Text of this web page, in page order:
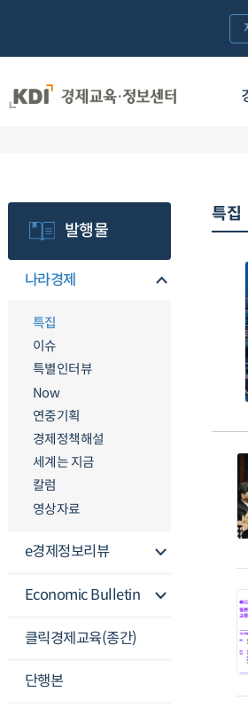
발행물
나라경제
특집
이슈
특별인터뷰
Now
연중기획
경제정책해설
세계는 지금
칼럼
영상자료
e경제정보리뷰
Economic Bulletin
클릭경제교육(종간)
단행본
특집